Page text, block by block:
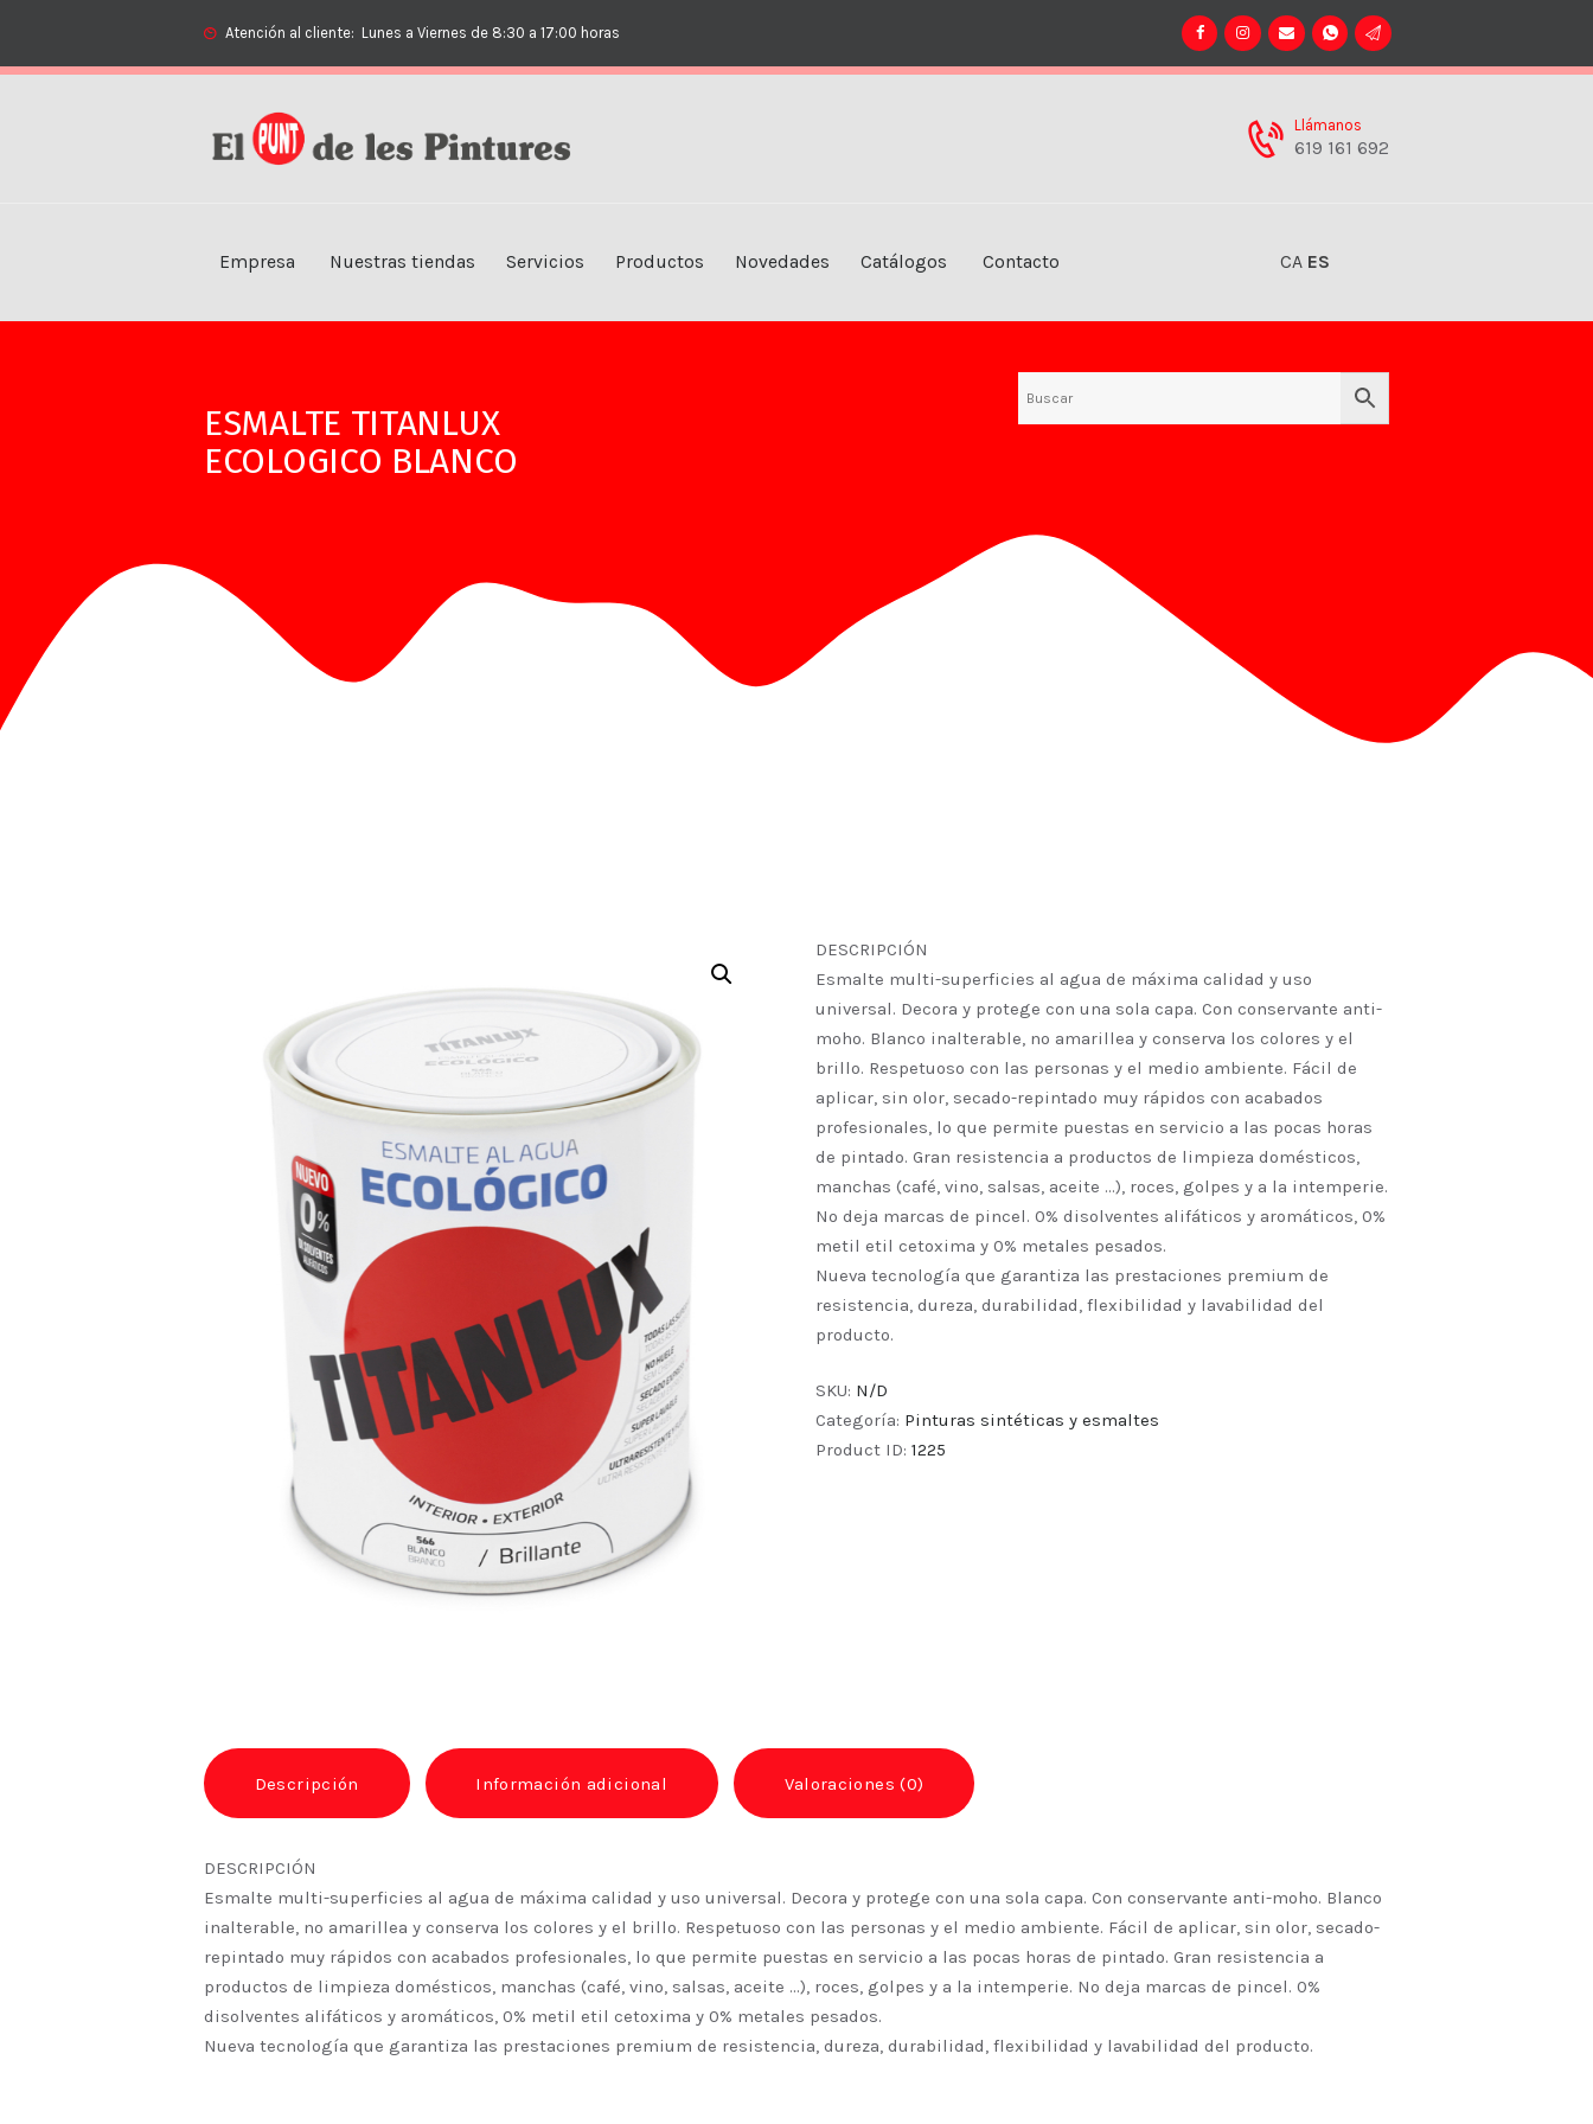
Atención al cliente: Lunes a Viernes de 8:30 a 17:00 horas
Llámanos
619 161 692
Empresa Nuestras tiendas Servicios Productos Novedades Catálogos Contacto CA ES
ESMALTE TITANLUX
ECOLOGICO BLANCO
EMPRESA
NUESTRAS TIENDAS
SERVICIOS
NOVEDADES
DESCRIPCIÓN
Esmalte multi-superficies al agua de máxima calidad y uso
universal. Decora y protege con una sola capa. Con conservante anti-
moho. Blanco inalterable, no amarillea y conserva los colores y el
brillo. Respetuoso con las personas y el medio ambiente. Fácil de
aplicar, sin olor, secado-repintado muy rápidos con acabados
profesionales, lo que permite puestas en servicio a las pocas horas
de pintado. Gran resistencia a productos de limpieza domésticos,
manchas (café, vino, salsas, aceite …), roces, golpes y a la intemperie.
No deja marcas de pincel. 0% disolventes alifáticos y aromáticos, 0%
metil etil cetoxima y 0% metales pesados.
Nueva tecnología que garantiza las prestaciones premium de
resistencia, dureza, durabilidad, flexibilidad y lavabilidad del
producto.
SKU: N/D
Categoría: Pinturas sintéticas y esmaltes
Product ID:1225
Descripción Información adicional Valoraciones (0)
DESCRIPCIÓN
Esmalte multi-superficies al agua de máxima calidad y uso universal. Decora y protege con una sola capa. Con conservante anti-moho. Blanco
inalterable, no amarillea y conserva los colores y el brillo. Respetuoso con las personas y el medio ambiente. Fácil de aplicar, sin olor, secado-
repintado muy rápidos con acabados profesionales, lo que permite puestas en servicio a las pocas horas de pintado. Gran resistencia a
productos de limpieza domésticos, manchas (café, vino, salsas, aceite …), roces, golpes y a la intemperie. No deja marcas de pincel. 0%
disolventes alifáticos y aromáticos, 0% metil etil cetoxima y 0% metales pesados.
Nueva tecnología que garantiza las prestaciones premium de resistencia, dureza, durabilidad, flexibilidad y lavabilidad del producto.